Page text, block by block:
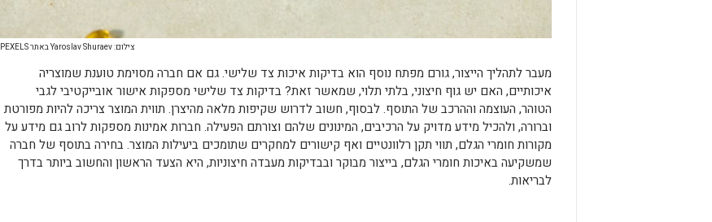
צילום: Yaroslav Shuraev באתר PEXELS
מעבר לתהליך הייצור, גורם מפתח נוסף הוא בדיקות איכות צד שלישי. גם אם חברה מסוימת טוענת שמוצריה
איכותיים, האם יש גוף חיצוני, בלתי תלוי, שמאשר זאת? בדיקות צד שלישי מספקות אישור אובייקטיבי לגבי
הטוהר, העוצמה וההרכב של התוסף. לבסוף, חשוב לדרוש שקיפות מלאה מהיצרן. תווית המוצר צריכה להיות מפורטת
וברורה, ולהכיל מידע מדויק על הרכיבים, המינונים שלהם וצורתם הפעילה. חברות אמינות מספקות לרוב גם מידע על
מקורות חומרי הגלם, תווי תקן רלוונטיים ואף קישורים למחקרים שתומכים ביעילות המוצר. בחירה בתוסף של חברה
שמשקיעה באיכות חומרי הגלם, בייצור מבוקר ובבדיקות מעבדה חיצוניות, היא הצעד הראשון והחשוב ביותר בדרך
לבריאות.